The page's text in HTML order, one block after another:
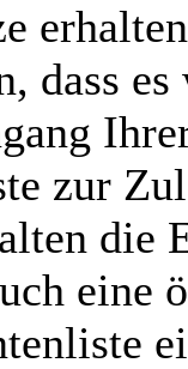
dass
zur
die
eine